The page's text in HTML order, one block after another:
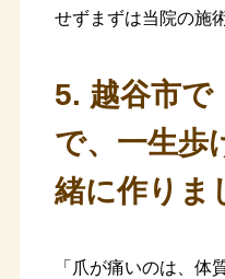
せずまずは当院の施
5. 越谷市で
で、一生歩
緒に作りま
「爪が痛いのは、体